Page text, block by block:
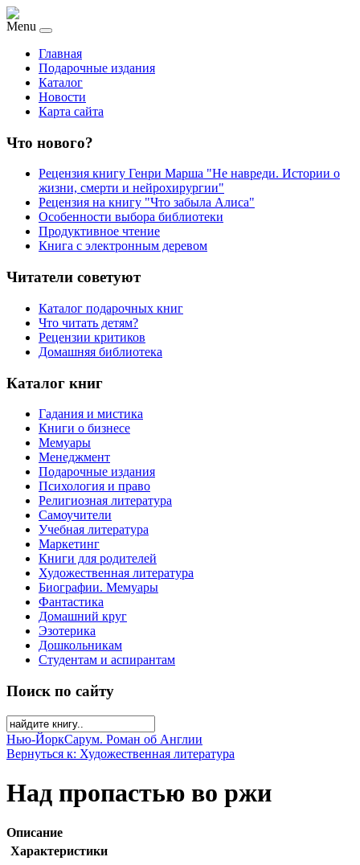
Menu
Главная
Подарочные издания
Каталог
Новости
Карта сайта
Что нового?
Рецензия книгу Генри Марша "Не навреди. Истории о
жизни, смерти и нейрохирургии"
Рецензия на книгу "Что забыла Алиса"
Особенности выбора библиотеки
Продуктивное чтение
Книга с электронным деревом
Читатели советуют
Каталог подарочных книг
Что читать детям?
Рецензии критиков
Домашняя библиотека
Каталог книг
Гадания и мистика
Книги о бизнесе
Мемуары
Менеджмент
Подарочные издания
Психология и право
Религиозная литература
Самоучители
Учебная литература
Маркетинг
Книги для родителей
Художественная литература
Биографии. Мемуары
Фантастика
Домашний круг
Эзотерика
Дошкольникам
Студентам и аспирантам
Поиск по сайту
Нью-ЙоркСарум. Роман об Англии
Вернуться к: Художественная литература
Над пропастью во ржи
Описание
Характеристики